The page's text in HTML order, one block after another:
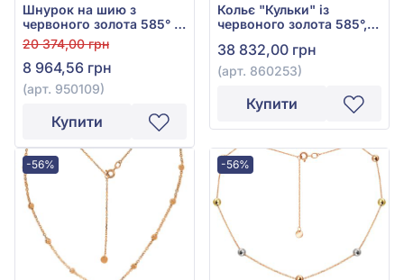
Шнурок на шию з
червоного золота 585° з
чорним текстилем, арт.
950109
20 374,00 грн
8 964,56 грн
(арт. 950109)
Купити
Кольє "Кульки" із
червоного золота 585°,
38 832,00 грн
(арт. 860253)
Купити
-56% -56%